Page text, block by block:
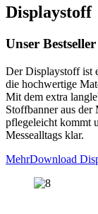
Displaystoff
Unser Bestseller
Der Displaystoff ist
die hochwertige
Mit dem extra
Stoffbanner aus der
pflegeleicht kommt
Messealltags klar.
MehrDownload